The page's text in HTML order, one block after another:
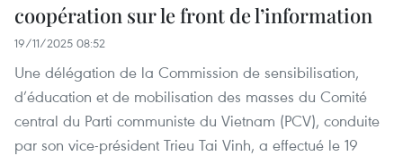
coopération sur le front de l’information
19/11/2025 08:52
Une délégation de la Commission de sensibilisation,
d’éducation et de mobilisation des masses du Comité
central du Parti communiste du Vietnam (PCV), conduite
par son vice-président Trieu Tai Vinh, a effectué le 19